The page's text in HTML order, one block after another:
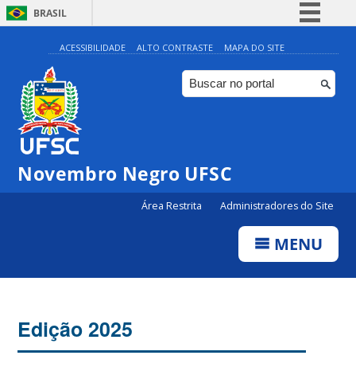
BRASIL
Simplifique!
Comunica BR
Participe
ACESSIBILIDADE ALTO CONTRASTE MAPA DO SITE
Novembro Negro UFSC
Área Restrita Administradores do Site
MENU
Edição 2025